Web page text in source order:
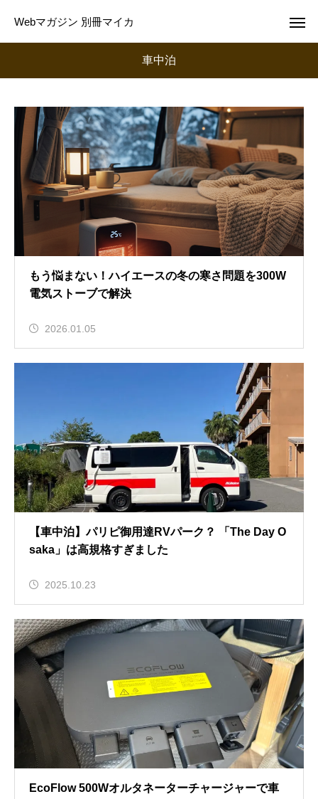
Webマガジン 別冊マイカ
車中泊
もう悩まない！ハイエースの冬の寒さ問題を300W
電気ストーブで解決
2026.01.05
【車中泊】パリピ御用達RVパーク？ 「The Day O
saka」は高規格すぎました
2025.10.23
EcoFlow 500Wオルタネーターチャージャーで車